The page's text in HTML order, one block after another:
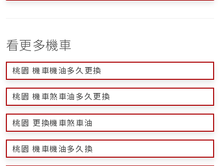
看更多機車
桃園 機車機油多久更換
桃園 機車煞車油多久更換
桃園 更換機車煞車油
桃園 機車機油多久換